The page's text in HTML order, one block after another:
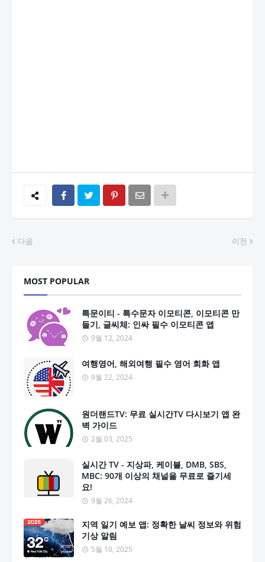
다음 이전
MOST POPULAR
특문이티 - 특수문자 이모티콘, 이모티콘 만
들기, 글씨체: 인싸 필수 이모티콘 앱
9월 12, 2024
여행영어, 해외여행 필수 영어 회화 앱
9월 22, 2024
원더랜드TV: 무료 실시간TV 다시보기 앱 완
벽 가이드
2월 03, 2025
실시간 TV - 지상파, 케이블, DMB, SBS,
MBC: 90개 이상의 채널을 무료로 즐기세
요!
9월 26, 2024
지역 일기 예보 앱: 정확한 날씨 정보와 위험
기상 알림
5월 10, 2025